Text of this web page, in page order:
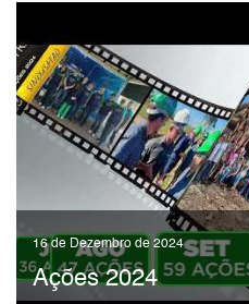
16 de Dezembro de 2024
Ações 2024